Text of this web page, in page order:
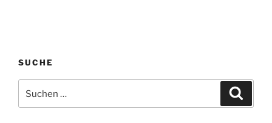
SUCHE
nach: